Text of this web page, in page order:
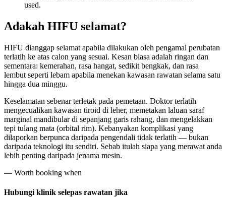
used.
Adakah HIFU selamat?
HIFU dianggap selamat apabila dilakukan oleh pengamal perubatan
terlatih ke atas calon yang sesuai. Kesan biasa adalah ringan dan
sementara: kemerahan, rasa hangat, sedikit bengkak, dan rasa
lembut seperti lebam apabila menekan kawasan rawatan selama satu
hingga dua minggu.
Keselamatan sebenar terletak pada pemetaan. Doktor terlatih
mengecualikan kawasan tiroid di leher, memetakan laluan saraf
marginal mandibular di sepanjang garis rahang, dan mengelakkan
tepi tulang mata (orbital rim). Kebanyakan komplikasi yang
dilaporkan berpunca daripada pengendali tidak terlatih — bukan
daripada teknologi itu sendiri. Sebab itulah siapa yang merawat anda
lebih penting daripada jenama mesin.
— Worth booking when
Hubungi klinik selepas rawatan jika